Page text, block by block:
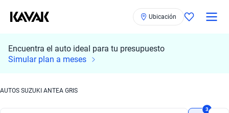
Ubicación
Encuentra el auto ideal para tu presupuesto
Simular plan a meses
AUTOS SUZUKI ANTEA GRIS
3